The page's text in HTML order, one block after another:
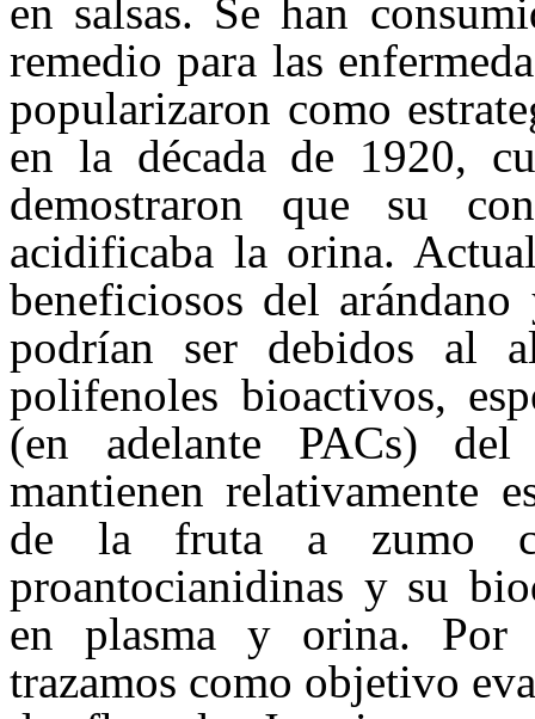
en salsas. Se han
remedio para las
popularizaron como
en la década de 1920,
demostraron que su
acidificaba la orina.
beneficiosos del
podrían ser debidos al
polifenoles bioactivos,
(en adelante PACs)
mantienen relativamente
de la fruta a zumo
proantocianidinas y su
en plasma y orina. Por
trazamos como objetivo